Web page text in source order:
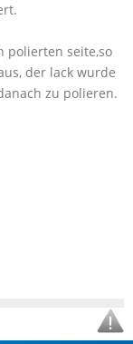
polierten seite,so
der lack wurde
zu polieren.